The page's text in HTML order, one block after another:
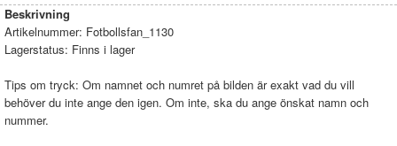
Beskrivning
Artikelnummer: Fotbollsfan_1130
Lagerstatus: Finns i lager
Tips om tryck: Om namnet och numret på bilden är exakt vad du vill
behöver du inte ange den igen. Om inte, ska du ange önskat namn och
nummer.